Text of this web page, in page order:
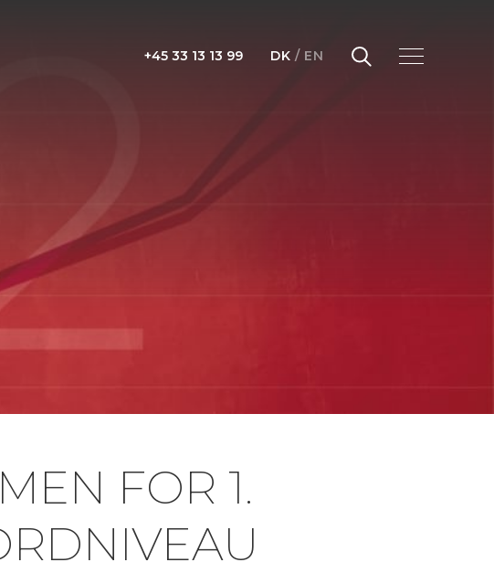
+45 33 13 13 99 DK / EN
FOR 1.